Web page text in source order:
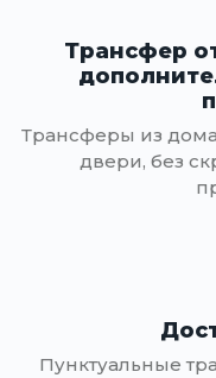
Трансфер
Трансферы из
двери, без
Пунктуальные